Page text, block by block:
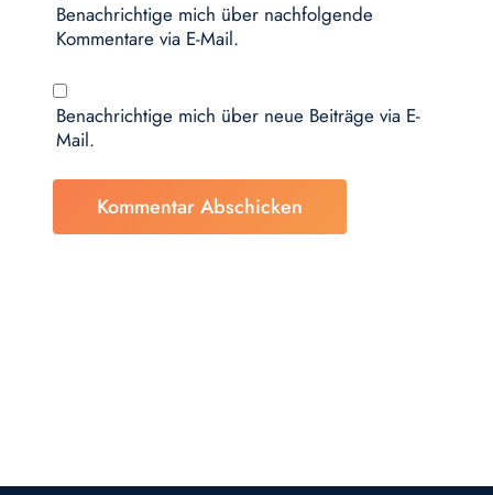
Benachrichtige mich über nachfolgende
Kommentare via E-Mail.
Benachrichtige mich über neue Beiträge via E-
Mail.